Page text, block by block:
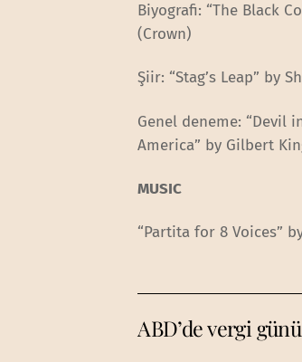
Biyografi: “The Black
(Crown)
Şiir: “Stag’s Leap” by
Genel deneme: “Devil
America” by Gilbert
MUSIC
“Partita for 8 Voices”
ABD’de vergi